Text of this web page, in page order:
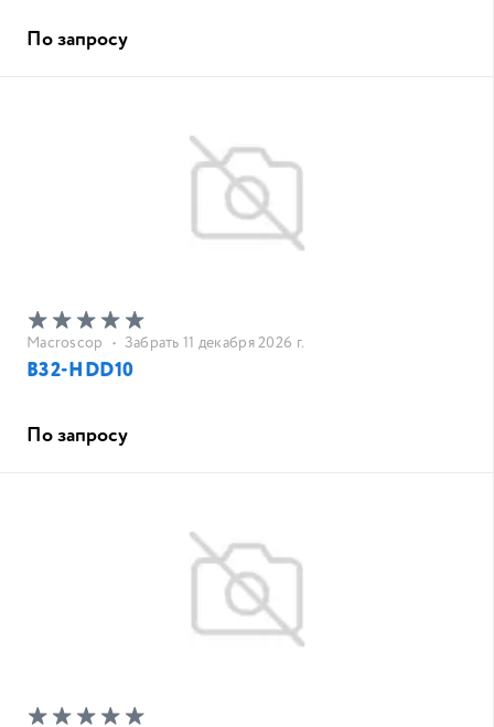
По запросу
Macroscop • Забрать 11 декабря 2026 г.
B32-HDD10
По запросу